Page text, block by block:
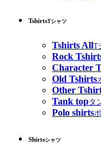
TshirtsTシャツ
Tshirts AllT
Rock
Character
Old Tshirts
Other
Tank topタ
Polo shirts
Shirtsシャツ